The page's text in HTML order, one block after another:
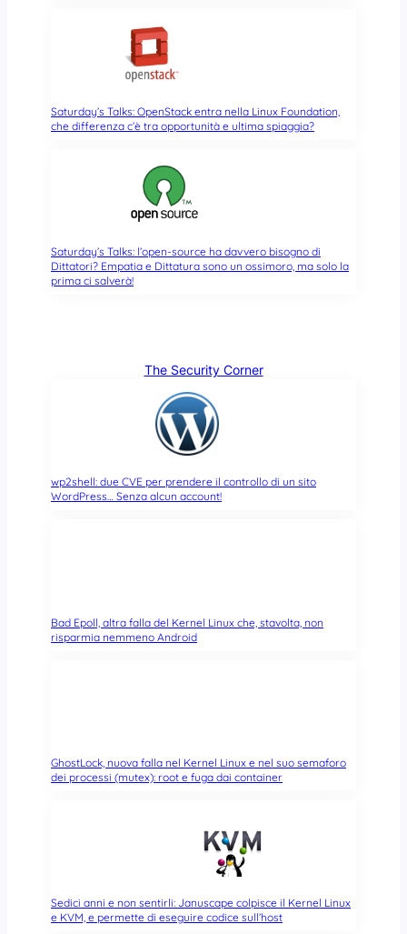
Saturday’s Talks: OpenStack entra nella Linux Foundation,
che differenza c’è tra opportunità e ultima spiaggia?
Saturday’s Talks: l’open-source ha davvero bisogno di
Dittatori? Empatia e Dittatura sono un ossimoro, ma solo la
prima ci salverà!
The Security Corner
wp2shell: due CVE per prendere il controllo di un sito
WordPress… Senza alcun account!
Bad Epoll, altra falla del Kernel Linux che, stavolta, non
risparmia nemmeno Android
GhostLock, nuova falla nel Kernel Linux e nel suo semaforo
dei processi (mutex): root e fuga dai container
Sedici anni e non sentirli: Januscape colpisce il Kernel Linux
e KVM, e permette di eseguire codice sull’host